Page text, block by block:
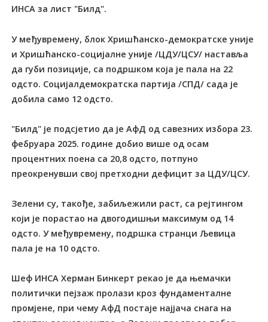
ИНСА за лист "Билд".
У међувремену, блок Хришћанско-демократске уније
и Хришћанско-социјалне уније /ЦДУ/ЦСУ/ наставља
да губи позиције, са подршком која је пала на 22
одсто. Социјалдемократска партија /СПД/ сада је
добила само 12 одсто.
"Билд" је подсјетио да је АфД од савезних избора 23.
фебруара 2025. године добио више од осам
процентних поена са 20,8 одсто, потпуно
преокренувши свој претходни дефицит за ЦДУ/ЦСУ.
Зелени су, такође, забиљежили раст, са рејтингом
који је порастао на двогодишњи максимум од 14
одсто. У међувремену, подршка странци Љевица
пала је на 10 одсто.
Шеф ИНСА Херман Бинкерт рекао је да њемачки
политички пејзаж пролази кроз фундаменталне
промјене, при чему АфД постаје најјача снага на